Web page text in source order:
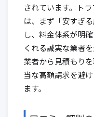
されています。ト
は、まず「安すぎ
し、料金体系が明
くれる誠実な業者
業者から見積もり
当な高額請求を避
ます。